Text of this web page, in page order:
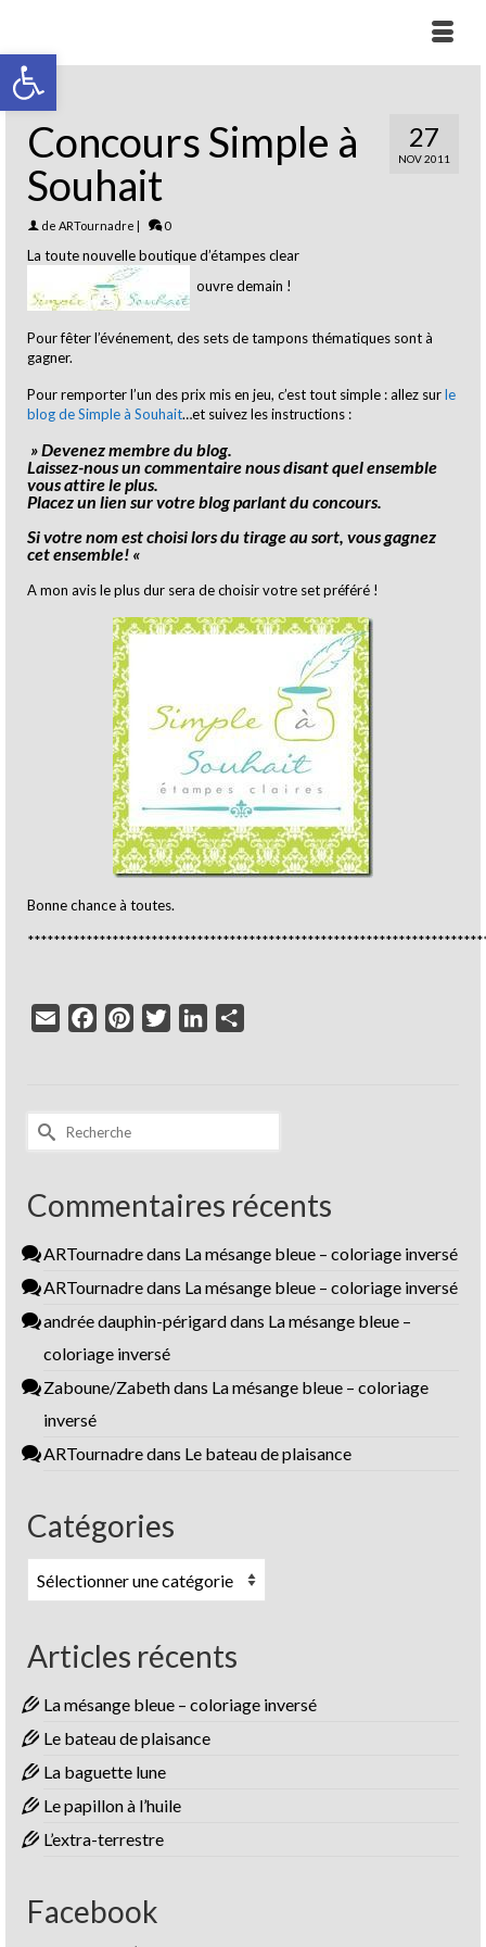
Ouvrir la barre d’outils
27
NOV 2011
Concours Simple à
Souhait
de ARTournadre | 0
La toute nouvelle boutique d’étampes clear
ouvre demain !
Pour fêter l’événement, des sets de tampons thématiques sont à
gagner.
Pour remporter l’un des prix mis en jeu, c’est tout simple : allez surle
blog de Simple à Souhait…et suivez les instructions :
» Devenez membre du blog.
Laissez-nous un commentaire nous disant quel ensemble
vous attire le plus.
Placez un lien sur votre blog parlant du concours.
Si votre nom est choisi lors du tirage au sort, vous gagnez
cet ensemble! «
A mon avis le plus dur sera de choisir votre set préféré !
Bonne chance à toutes.
Email FacebookPinterestTwitterLinkedIn
Rechercher :
Commentaires récents
ARTournadredans La mésange bleue – coloriage inversé
ARTournadredans La mésange bleue – coloriage inversé
andrée dauphin-périgarddans La mésange bleue –
coloriage inversé
Zaboune/Zabethdans La mésange bleue – coloriage
inversé
ARTournadredans Le bateau de plaisance
Catégories
Catégories
Articles récents
La mésange bleue – coloriage inversé
Le bateau de plaisance
La baguette lune
Le papillon à l’huile
L’extra-terrestre
Facebook